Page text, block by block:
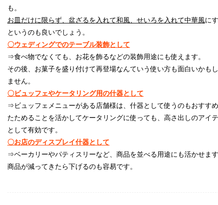
も。
お皿だけに限らず、盆ざるを入れて和風、せいろを入れて中華風に
というのも良いでしょう。
〇ウェディングでのテーブル装飾として
⇒食べ物でなくても、お花を飾るなどの装飾用途にも使えます。
その後、 お菓子を盛り付けて再登場なんていう使い方も面白いかも
ません。
〇ビュッフェやケータリング用の什器として
⇒ビュッフェメニューがある店舗様は、什器として使うのもおすすめ
たためることを活かしてケータリングに使っても、高さ出しのアイ
として有効です。
〇お店のディスプレイ什器として
⇒ベーカリーやパティスリーなど、商品を並べる用途にも活かせます
商品が減ってきたら下げるのも容易です。